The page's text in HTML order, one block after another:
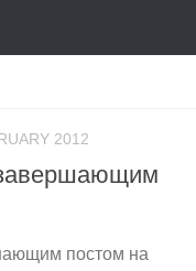
2012
постом на